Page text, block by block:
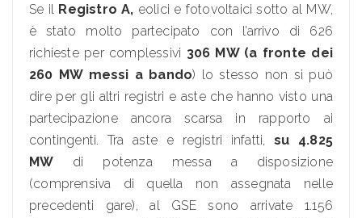
Se il Registro A, eolici e fotovoltaici sotto al MW,
è stato molto partecipato con l’arrivo di 626
richieste per complessivi 306 MW (a fronte dei
260 MW messi a bando) lo stesso non si può
dire per gli altri registri e aste che hanno visto una
partecipazione ancora scarsa in rapporto ai
contingenti. Tra aste e registri infatti, su 4.825
MW di potenza messa a disposizione
(comprensiva di quella non assegnata nelle
precedenti gare), al GSE sono arrivate 1.156